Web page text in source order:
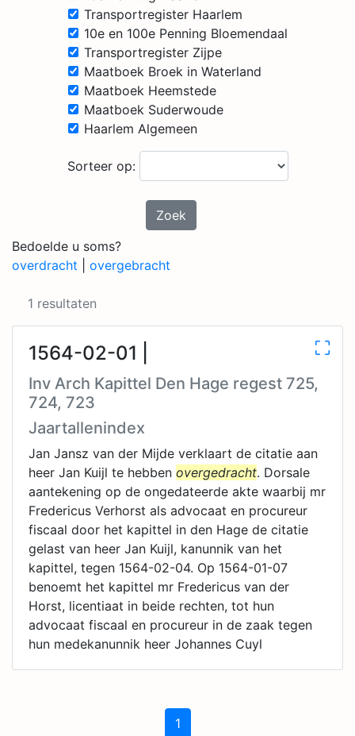
Transportregister Haarlem
10e en 100e Penning Bloemendaal
Transportregister Zijpe
Maatboek Broek in Waterland
Maatboek Heemstede
Maatboek Suderwoude
Haarlem Algemeen
Sorteer op:
Zoek
Bedoelde u soms?
overdracht
overgebracht
1 resultaten
1564-02-01 |
Inv Arch Kapittel Den Hage regest 725,
724, 723
Jaartallenindex
Jan Jansz van der Mijde verklaart de citatie aan
heer Jan Kuijl te hebben overgedracht. Dorsale
aantekening op de ongedateerde akte waarbij mr
Fredericus Verhorst als advocaat en procureur
fiscaal door het kapittel in den Hage de citatie
gelast van heer Jan Kuijl, kanunnik van het
kapittel, tegen 1564-02-04. Op 1564-01-07
benoemt het kapittel mr Fredericus van der
Horst, licentiaat in beide rechten, tot hun
advocaat fiscaal en procureur in de zaak tegen
hun medekanunnik heer Johannes Cuyl
1